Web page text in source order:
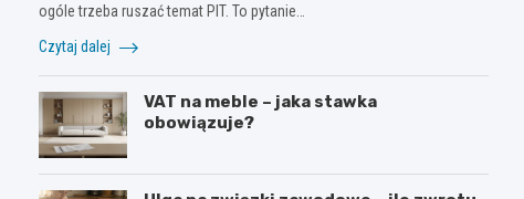
ogóle trzeba ruszać temat PIT. To pytanie…
Czytaj dalej
VAT na meble – jaka stawka
obowiązuje?